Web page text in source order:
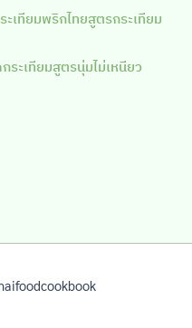
เทียมพริกไทยสูตรกระเทียม
ระเทียมสูตรนุ่มไม่เหนียว